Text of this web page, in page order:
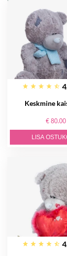
Keskmine
€ 80.00
LISA